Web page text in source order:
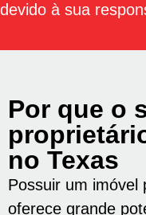
devido à sua
Por que o
no Texas
Possuir um imóvel
oferece grande